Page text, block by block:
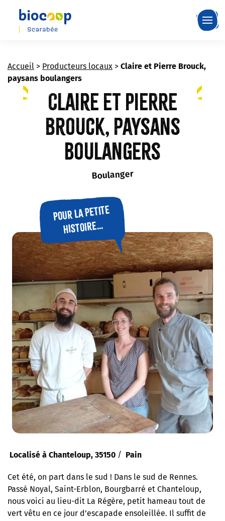
Skip
content
Accueil > Producteurs locaux > Claire et Pierre Brouck,
paysans boulangers
Claire et Pierre
Brouck, paysans
boulangers
Boulanger
Pour la petite
histoire…
Localisé à Chanteloup, 35150 / Pain
Cet été, on part dans le sud ! Dans le sud de Rennes.
Passé Noyal, Saint-Erblon, Bourgbarré et Chanteloup,
nous voici au lieu-dit La Régère, petit hameau tout de
vert vêtu en ce jour d’escapade ensoleillée. Il suffit de